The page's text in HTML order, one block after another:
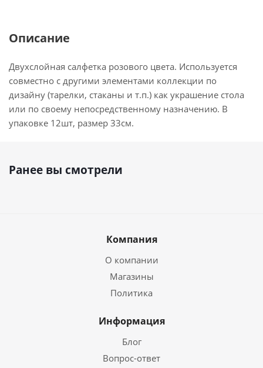
Описание
Двухслойная салфетка розового цвета. Используется
совместно с другими элементами коллекции по
дизайну (тарелки, стаканы и т.п.) как украшение стола
или по своему непосредственному назначению. В
упаковке 12шт, размер 33см.
Ранее вы смотрели
Компания
О компании
Магазины
Политика
Информация
Блог
Вопрос-ответ